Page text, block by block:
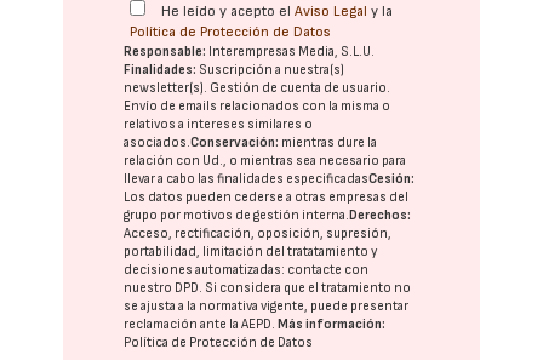
He leído y acepto elAviso Legal y la
Política de Protección de Datos
Responsable: Interempresas Media, S.L.U.
Finalidades: Suscripción a nuestra(s)
newsletter(s). Gestión de cuenta de usuario.
Envío de emails relacionados con la misma o
relativos a intereses similares o
asociados.Conservación: mientras dure la
relación con Ud., o mientras sea necesario para
llevar a cabo las finalidades especificadasCesión:
Los datos pueden cederse a otras empresas del
grupo por motivos de gestión interna.Derechos:
Acceso, rectificación, oposición, supresión,
portabilidad, limitación del tratatamiento y
decisiones automatizadas: contacte con
nuestro DPD. Si considera que el tratamiento no
se ajusta a la normativa vigente, puede presentar
reclamación ante laAEPD.Más información:
Política de Protección de Datos